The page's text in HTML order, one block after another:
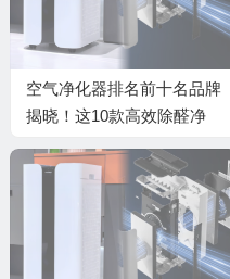
空气净化器排名前十名品牌
揭晓！这10款高效除醛净
💰